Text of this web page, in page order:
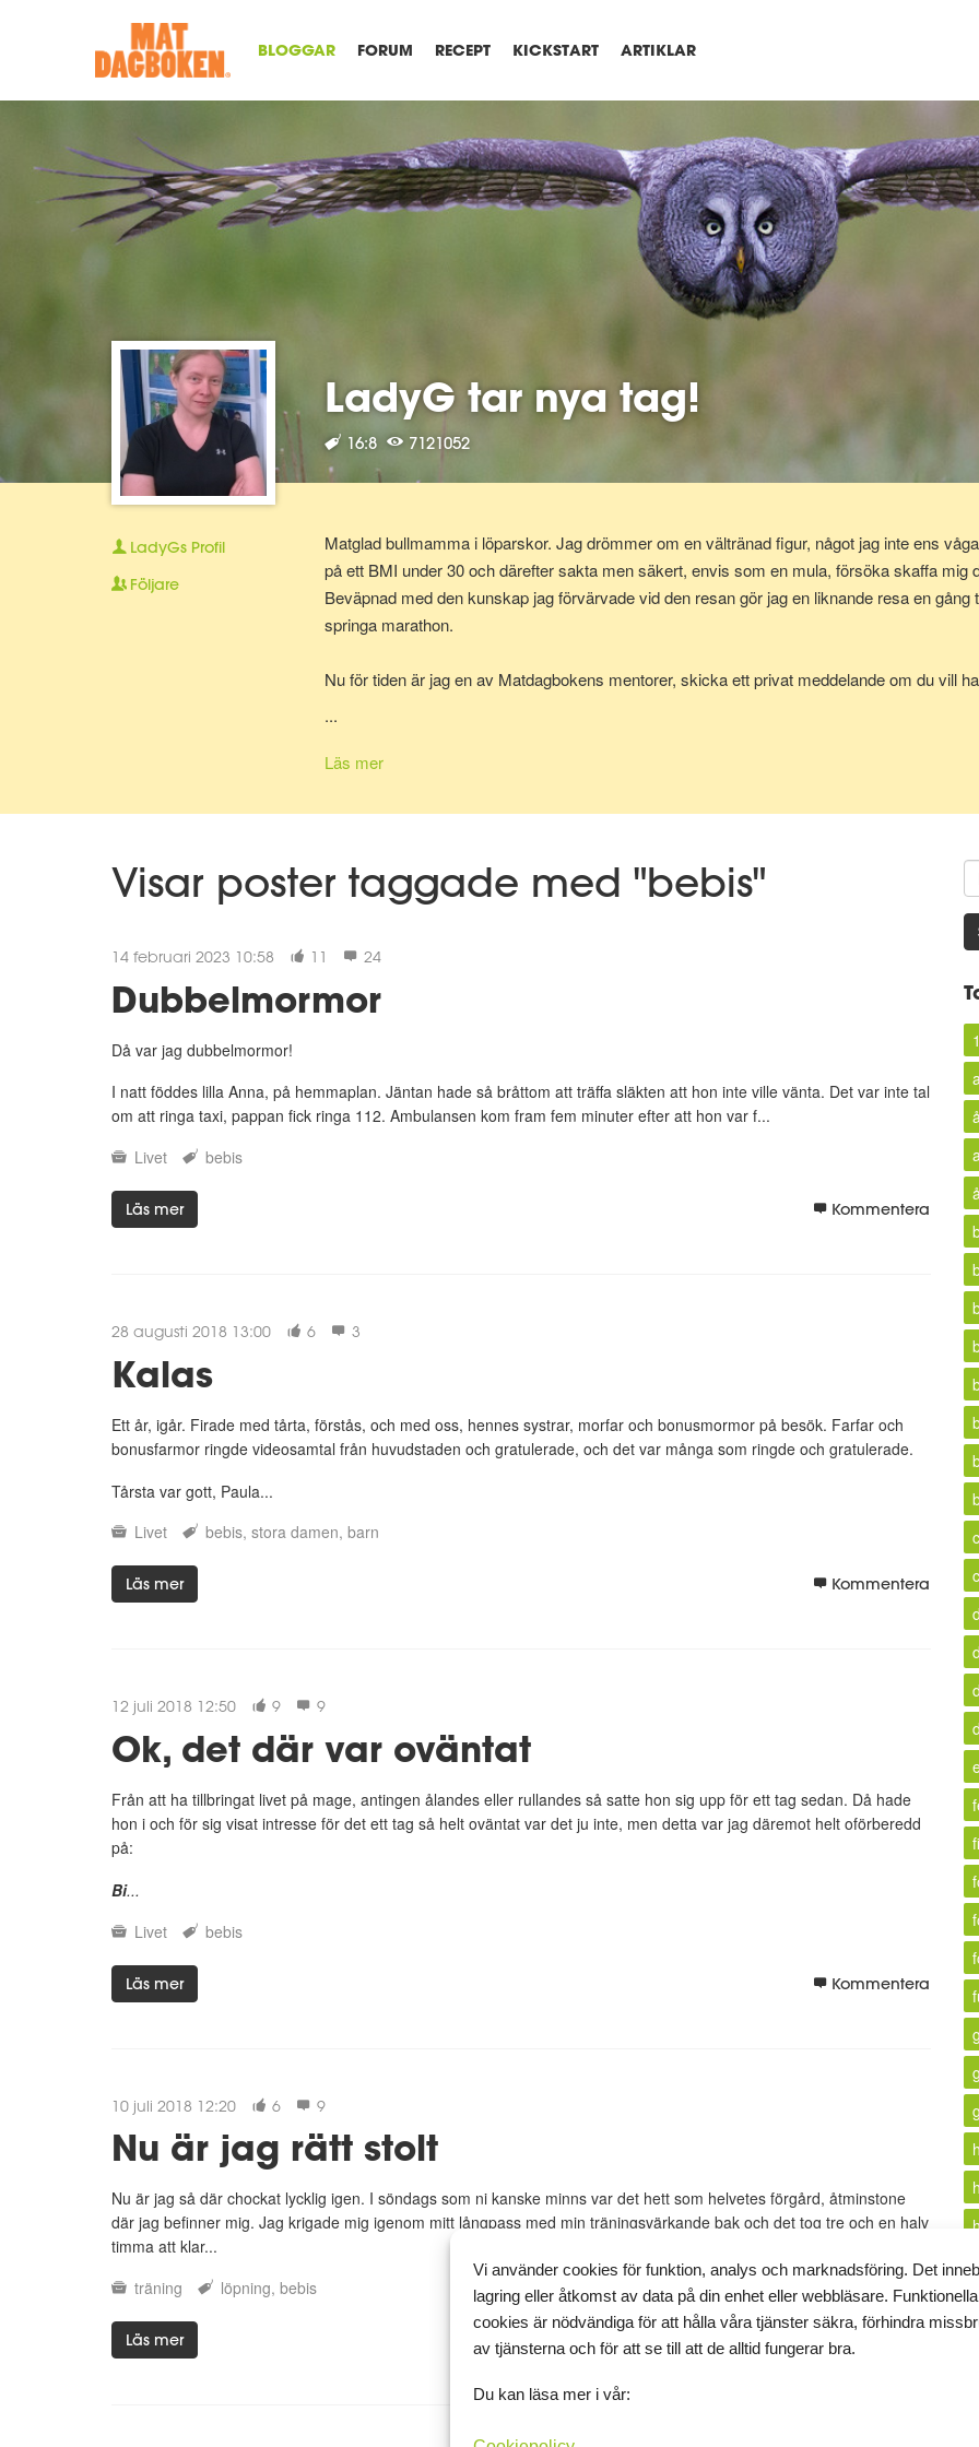
BLOGGAR FORUM RECEPT KICKSTART ARTIKLAR
LadyG tar nya tag!
16:8 7121052
Matglad bullmamma i löparskor. Jag drömmer om en vältränad figur, något jag inte ens
på ett BMI under 30 och därefter sakta men säkert, envis som en mula, försöka skaffa mig
Beväpnad med den kunskap jag förvärvade vid den resan gör jag en liknande resa en
springa marathon.
Nu för tiden är jag en av Matdagbokens mentorer, skicka ett privat meddelande om du vill
...
Läs mer
LadyGs Profil
Följare
Visar poster taggade med "bebis"
14 februari 2023 10:58 11 24
Dubbelmormor
Då var jag dubbelmormor!
I natt föddes lilla Anna, på hemmaplan. Jäntan hade så bråttom att träffa släkten att hon inte ville vänta. Det var inte tal
om att ringa taxi, pappan fick ringa 112. Ambulansen kom fram fem minuter efter att hon var f...
Livet
bebis
Läs mer Kommentera
28 augusti 2018 13:00 6 3
Kalas
Ett år, igår. Firade med tårta, förstås, och med oss, hennes systrar, morfar och bonusmormor på besök. Farfar och
bonusfarmor ringde videosamtal från huvudstaden och gratulerade, och det var många som ringde och gratulerade.
Tårsta var gott, Paula...
Livet
bebis stora damen barn
Läs mer Kommentera
12 juli 2018 12:50 9 9
Ok, det där var oväntat
Från att ha tillbringat livet på mage, antingen ålandes eller rullandes så satte hon sig upp för ett tag sedan. Då hade
hon i och för sig visat intresse för det ett tag så helt oväntat var det ju inte, men detta var jag däremot helt oförberedd
på:
Bi...
Livet
bebis
Läs mer Kommentera
10 juli 2018 12:20 6 9
Nu är jag rätt stolt
Nu är jag så där chockat lycklig igen. I söndags som ni kanske minns var det hett som helvetes förgård, åtminstone
där jag befinner mig. Jag krigade mig igenom mitt långpass med min träningsvärkande bak och det tog tre och en halv
timma att klar...
träning
löpning bebis
Läs mer
Vi använder cookies för funktion, analys och marknadsföring. Det
lagring eller åtkomst av data på din enhet eller webbläsare. Funktionella
cookies är nödvändiga för att hålla våra tjänster säkra, förhindra
av tjänsterna och för att se till att de alltid fungerar bra.
Du kan läsa mer i vår: